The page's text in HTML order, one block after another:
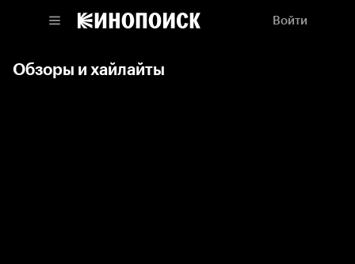
Войти
Обзоры и хайлайты